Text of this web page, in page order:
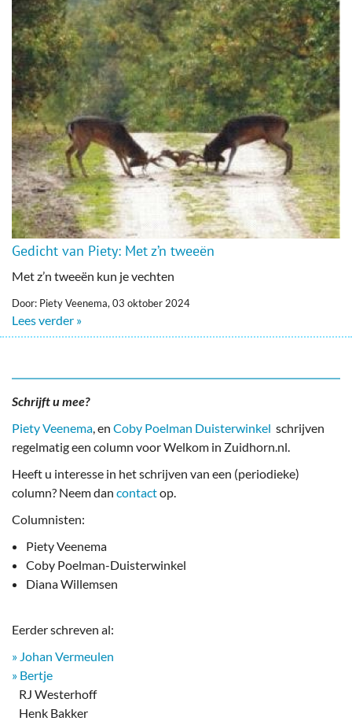
Gedicht van Piety: Met z’n tweeën
Met z’n tweeën kun je vechten
Door: Piety Veenema, 03 oktober 2024
Lees verder »
Schrijft u mee?
Piety Veenema, en Coby Poelman Duisterwinkel schrijven
regelmatig een column voor Welkom in Zuidhorn.nl.
Heeft u interesse in het schrijven van een (periodieke)
column? Neem dan contactop.
Columnisten:
Piety Veenema
Coby Poelman-Duisterwinkel
Diana Willemsen
Eerder schreven al:
» Johan Vermeulen
» Bertje
RJ Westerhoff
Henk Bakker